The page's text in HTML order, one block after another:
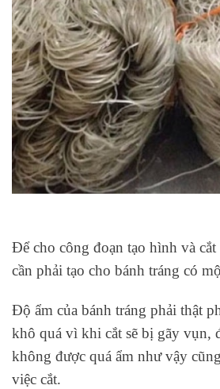
Để cho công đoạn tạo hình và
cần phải tạo cho bánh tráng có
Độ ẩm của bánh tráng phải thật
khô quá vì khi cắt sẽ bị gãy vụn,
không được quá ẩm như vậy
việc cắt.